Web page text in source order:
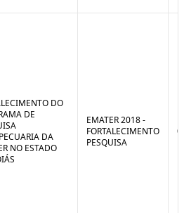
DO
DE
DA
NO ESTADO
EMATER 2018 -
FORTALECIMENTO
PESQUISA